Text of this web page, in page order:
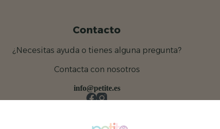
Contacto
¿Necesitas ayuda o tienes alguna pregunta?
Contacta con nosotros
info@petite.es